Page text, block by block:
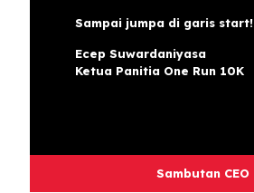
Sampai jumpa di garis start!
Ecep Suwardaniyasa
Ketua Panitia One Run 10K
Sambutan CEO